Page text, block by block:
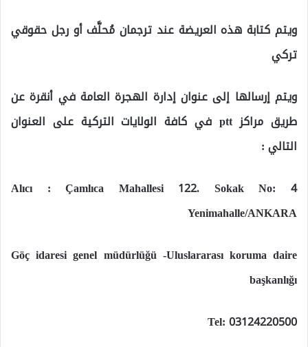
ويتم كتابة هذه العريضة عند ترجمان مُحلَّف أو رجل حقوقي
تركي
ويتم إرسالها إلى عنوان إدارة الهجرة العامة في أنقرة عن
طريق مراكز ptt في كافة الولايات التركية على العنوان
التالي :
Alıcı : Çamlıca Mahallesi 122. Sokak No: 4
Yenimahalle/ANKARA
‏Göç idaresi genel müdürlüğü -Uluslararası koruma daire
başkanlığı